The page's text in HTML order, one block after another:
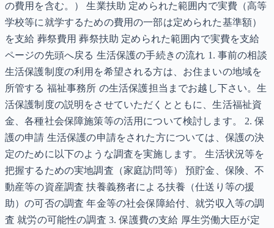
の費用を含む。） 生業扶助 定められた範囲内で実費（高等
学校等に就学するための費用の一部は定められた基準額）
を支給 葬祭費用 葬祭扶助 定められた範囲内で実費を支給
ページの先頭へ戻る 生活保護の手続きの流れ 1. 事前の相談
生活保護制度の利用を希望される方は、お住まいの地域を
所管する 福祉事務所 の生活保護担当までお越し下さい。生
活保護制度の説明をさせていただくとともに、生活福祉資
金、各種社会保障施策等の活用について検討します。 2. 保
護の申請 生活保護の申請をされた方については、保護の決
定のために以下のような調査を実施します。 生活状況等を
把握するための実地調査（家庭訪問等） 預貯金、保険、不
動産等の資産調査 扶養義務者による扶養（仕送り等の援
助）の可否の調査 年金等の社会保障給付、就労収入等の調
査 就労の可能性の調査 3. 保護費の支給 厚生労働大臣が定